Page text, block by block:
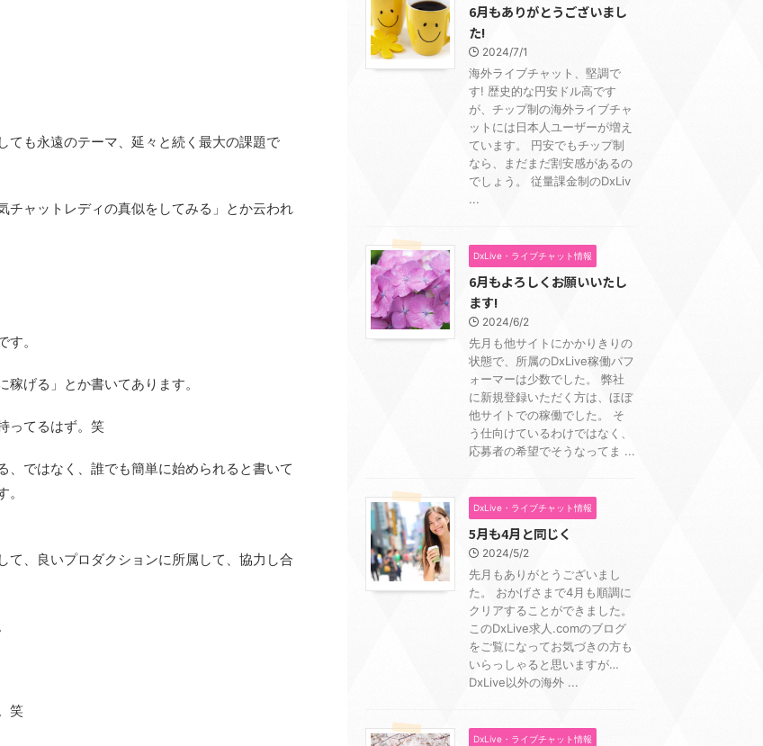
ても永遠のテーマ、延々と続く最大の課題で
チャットレディの真似をしてみる」とか云われ
。
げる」とか書いてあります。
ってるはず。笑
、ではなく、誰でも簡単に始められると書いて
、良いプロダクションに所属して、協力し合
笑
6月もありがとうございまし
た!
2024/7/1
海外ライブチャット、堅調で
す! 歴史的な円安ドル高です
が、チップ制の海外ライブチャ
ットには日本人ユーザーが増え
ています。 円安でもチップ制
なら、まだまだ割安感があるの
でしょう。 従量課金制のDxLiv
...
DxLive・ライブチャット情報
6月もよろしくお願いいたし
ます!
2024/6/2
先月も他サイトにかかりきりの
状態で、所属のDxLive稼働パフ
ォーマーは少数でした。 弊社
に新規登録いただく方は、ほぼ
他サイトでの稼働でした。 そ
う仕向けているわけではなく、
応募者の希望でそうなってま ...
DxLive・ライブチャット情報
5月も4月と同じく
2024/5/2
先月もありがとうございまし
た。 おかげさまで4月も順調に
クリアすることができました。
このDxLive求人.comのブログ
をご覧になってお気づきの方も
いらっしゃると思いますが…
DxLive以外の海外 ...
DxLive・ライブチャット情報